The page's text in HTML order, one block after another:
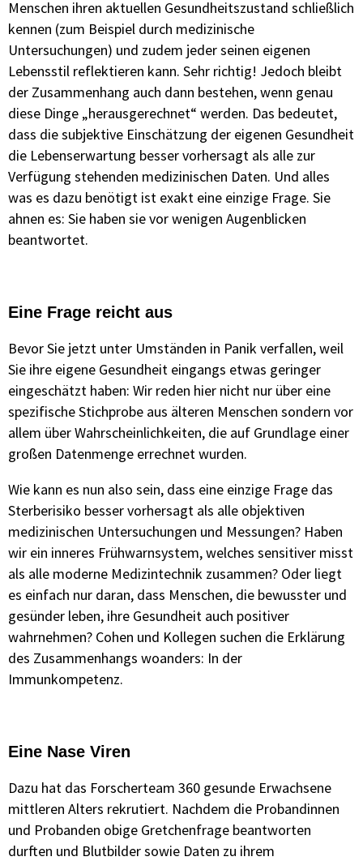
Menschen ihren aktuellen Gesundheitszustand schließlich
kennen (zum Beispiel durch medizinische
Untersuchungen) und zudem jeder seinen eigenen
Lebensstil reflektieren kann. Sehr richtig! Jedoch bleibt
der Zusammenhang auch dann bestehen, wenn genau
diese Dinge „herausgerechnet“ werden. Das bedeutet,
dass die subjektive Einschätzung der eigenen Gesundheit
die Lebenserwartung besser vorhersagt als alle zur
Verfügung stehenden medizinischen Daten. Und alles
was es dazu benötigt ist exakt eine einzige Frage. Sie
ahnen es: Sie haben sie vor wenigen Augenblicken
beantwortet.
Eine Frage reicht aus
Bevor Sie jetzt unter Umständen in Panik verfallen, weil
Sie ihre eigene Gesundheit eingangs etwas geringer
eingeschätzt haben: Wir reden hier nicht nur über eine
spezifische Stichprobe aus älteren Menschen sondern vor
allem über Wahrscheinlichkeiten, die auf Grundlage einer
großen Datenmenge errechnet wurden.
Wie kann es nun also sein, dass eine einzige Frage das
Sterberisiko besser vorhersagt als alle objektiven
medizinischen Untersuchungen und Messungen? Haben
wir ein inneres Frühwarnsystem, welches sensitiver misst
als alle moderne Medizintechnik zusammen? Oder liegt
es einfach nur daran, dass Menschen, die bewusster und
gesünder leben, ihre Gesundheit auch positiver
wahrnehmen? Cohen und Kollegen suchen die Erklärung
des Zusammenhangs woanders: In der
Immunkompetenz.
Eine Nase Viren
Dazu hat das Forscherteam 360 gesunde Erwachsene
mittleren Alters rekrutiert. Nachdem die Probandinnen
und Probanden obige Gretchenfrage beantworten
durften und Blutbilder sowie Daten zu ihrem